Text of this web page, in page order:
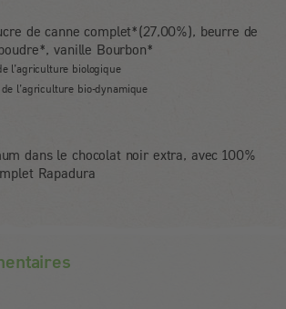
de canne complet*(27,00%), beurre de
vanille Bourbon*
l’agriculture biologique
l’agriculture bio-dynamique
dans le chocolat noir extra, avec 100%
Rapadura